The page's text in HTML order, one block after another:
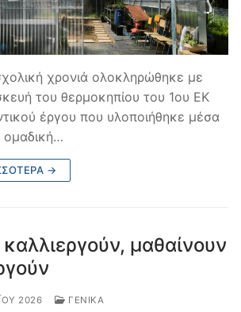
χρονιά ολοκληρώθηκε με
του θερμοκηπίου του 1ου ΕΚ
έργου που υλοποιήθηκε μέσα
ομαδική…
→
μαθαίνουν
2026 ΓΕΝΙΚΆ